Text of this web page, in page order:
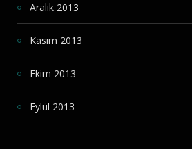
Aralık 2013
Kasım 2013
Ekim 2013
Eylül 2013